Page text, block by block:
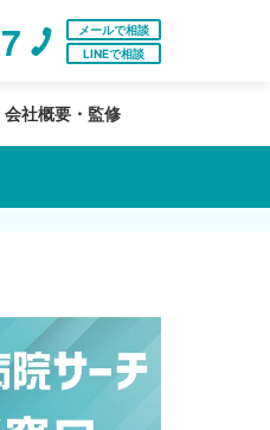
メールで相談
LINEで相談
会社概要・監修